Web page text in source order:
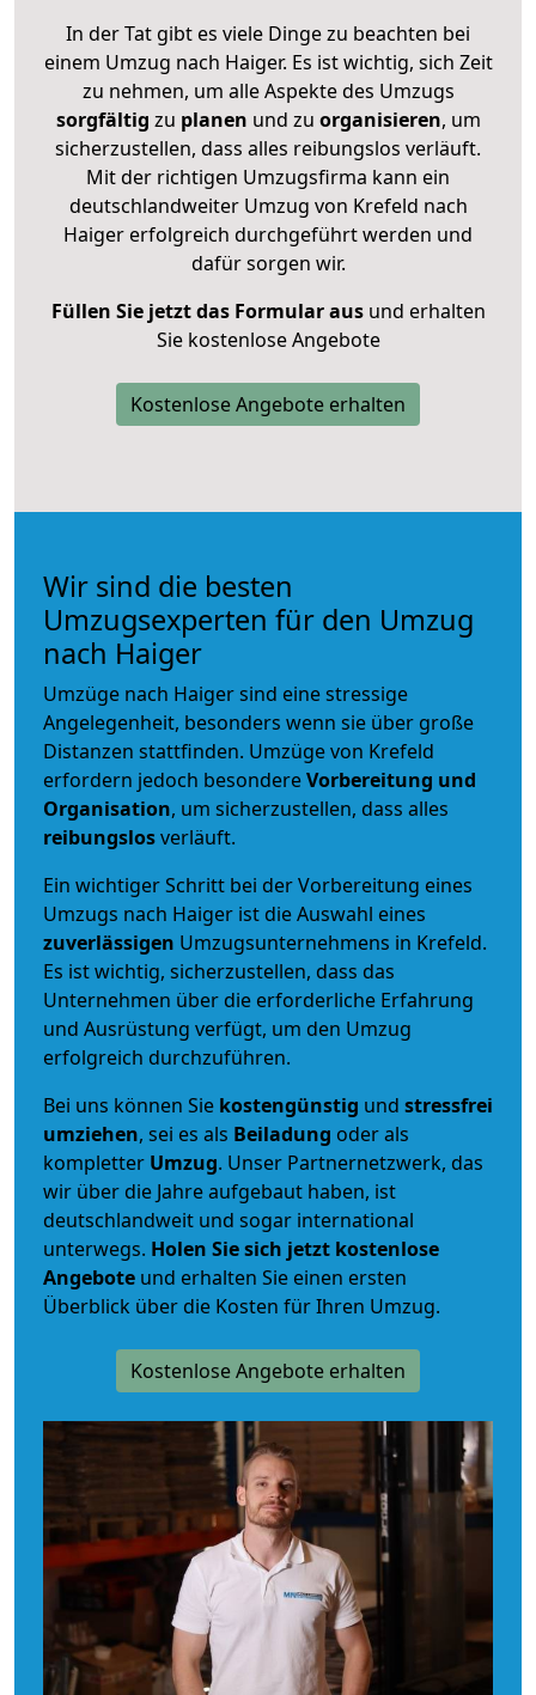
In der Tat gibt es viele Dinge zu beachten bei
einem Umzug nach Haiger. Es ist wichtig, sich Zeit
zu nehmen, um alle Aspekte des Umzugs
sorgfältig zu planen und zu organisieren, um
sicherzustellen, dass alles reibungslos verläuft.
Mit der richtigen Umzugsfirma kann ein
deutschlandweiter Umzug von Krefeld nach
Haiger erfolgreich durchgeführt werden und
dafür sorgen wir.
Füllen Sie jetzt das Formular ausund erhalten
Sie kostenlose Angebote
Kostenlose Angebote erhalten
Wir sind die besten
Umzugsexperten für den Umzug
nach Haiger
Umzüge nach Haiger sind eine stressige
Angelegenheit, besonders wenn sie über große
Distanzen stattfinden. Umzüge von Krefeld
erfordern jedoch besondereVorbereitung und
Organisation, um sicherzustellen, dass alles
reibungslosverläuft.
Ein wichtiger Schritt bei der Vorbereitung eines
Umzugs nach Haiger ist die Auswahl eines
zuverlässigen Umzugsunternehmens in Krefeld.
Es ist wichtig, sicherzustellen, dass das
Unternehmen über die erforderliche Erfahrung
und Ausrüstung verfügt, um den Umzug
erfolgreich durchzuführen.
Bei uns können Sie kostengünstig und stressfrei
umziehen, sei es als Beiladung oder als
kompletter Umzug. Unser Partnernetzwerk, das
wir über die Jahre aufgebaut haben, ist
deutschlandweit und sogar international
unterwegs. Holen Sie sich jetzt kostenlose
Angebote und erhalten Sie einen ersten
Überblick über die Kosten für Ihren Umzug.
Kostenlose Angebote erhalten